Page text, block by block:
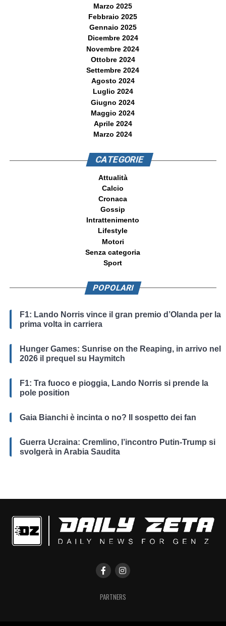
Marzo 2025
Febbraio 2025
Gennaio 2025
Dicembre 2024
Novembre 2024
Ottobre 2024
Settembre 2024
Agosto 2024
Luglio 2024
Giugno 2024
Maggio 2024
Aprile 2024
Marzo 2024
CATEGORIE
Attualità
Calcio
Cronaca
Gossip
Intrattenimento
Lifestyle
Motori
Senza categoria
Sport
POPOLARI
F1: Lando Norris vince il gran premio d’Olanda per la
prima volta in carriera
Hunger Games: Sunrise on the Reaping, in arrivo nel
2026 il prequel su Haymitch
F1: Tra fuoco e pioggia, Lando Norris si prende la
pole position
Gaia Bianchi è incinta o no? Il sospetto dei fan
Guerra Ucraina: Cremlino, l’incontro Putin-Trump si
svolgerà in Arabia Saudita
PARTNERS